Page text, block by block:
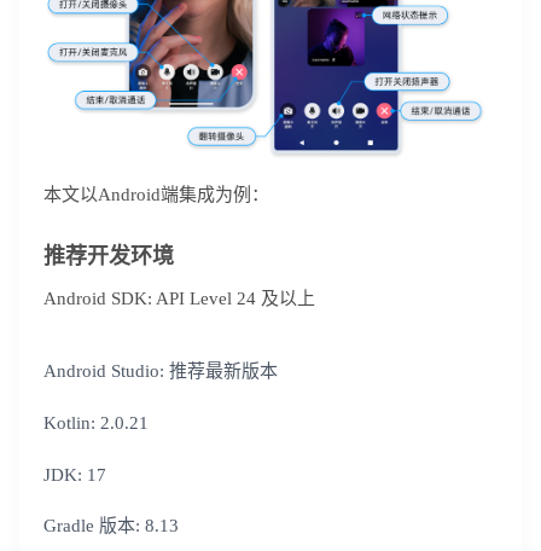
本文以Android端集成为例：
推荐开发环境
Android SDK: API Level 24 及以上
Android Studio: 推荐最新版本
Kotlin: 2.0.21
JDK: 17
Gradle 版本: 8.13